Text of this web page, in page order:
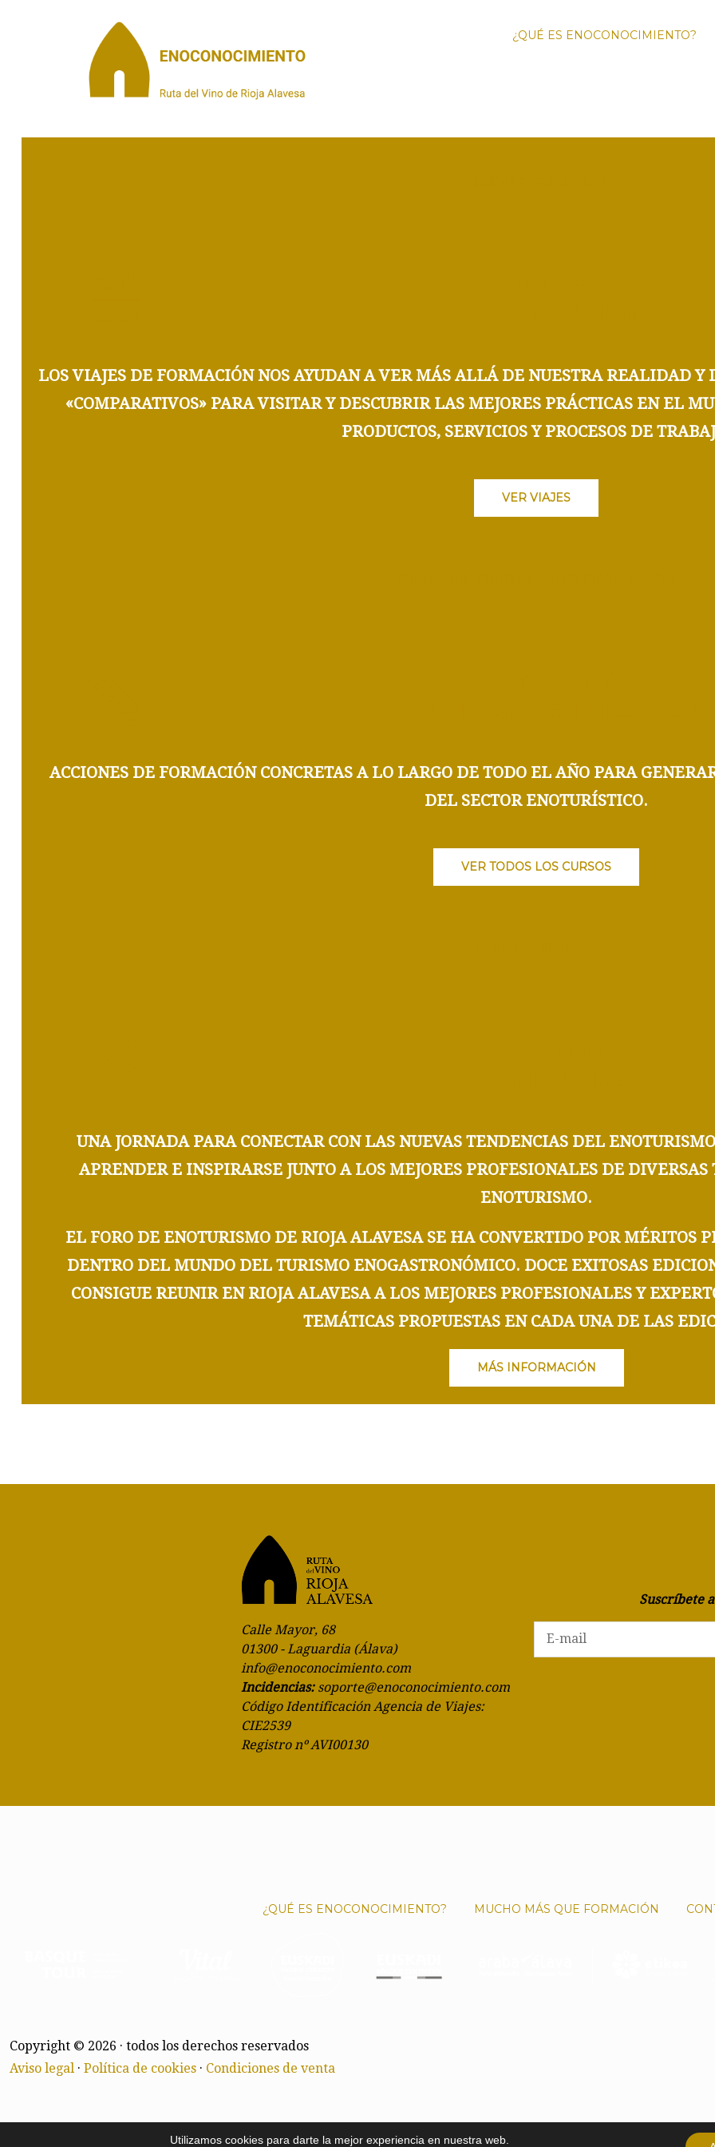
¿QUÉ ES ENOCONOCIMIENTO?
LOSVIAJES DE FORMACIÓN NOS AYUDAN A VER MÁS ALLÁ DE NUESTRA REALIDAD Y
«COMPARATIVOS» PARA VISITAR Y DESCUBRIR LAS MEJORES PRÁCTICAS EN EL
PRODUCTOS, SERVICIOS Y PROCESOS DE
VER VIAJES
ACCIONES DE FORMACIÓN CONCRETASA LO LARGO DE TODO EL AÑO PARA
DEL SECTOR ENOTURÍSTICO.
VER TODOS LOS CURSOS
UNA JORNADA PARA CONECTAR CON LAS NUEVAS TENDENCIAS DEL ENOTURISMO
APRENDER E INSPIRARSE JUNTO A LOS MEJORES PROFESIONALES DE DIVERSAS
ENOTURISMO.
EL FORO DE ENOTURISMO DE RIOJA ALAVESASE HA CONVERTIDO POR MÉRITOS
DENTRO DEL MUNDO DEL TURISMO ENOGASTRONÓMICO. DOCE EXITOSAS
CONSIGUE REUNIR EN RIOJA ALAVESA A LOS MEJORES PROFESIONALES Y
TEMÁTICAS PROPUESTAS EN CADA UNA DE LAS
MÁS INFORMACIÓN
Calle Mayor, 68
01300 - Laguardia (Álava)
info@enoconocimiento.com
Incidencias: soporte@enoconocimiento.com
Código Identificación Agencia de Viajes:
CIE2539
Registro nº AVI00130
Suscríbete
¿QUÉ ES ENOCONOCIMIENTO? MUCHO MÁS QUE FORMACIÓN
Copyright © 2026 · todos los derechos reservados
Aviso legal · Política de cookies · Condiciones de venta
Utilizamos cookies para darte la mejor experiencia en nuestra web.